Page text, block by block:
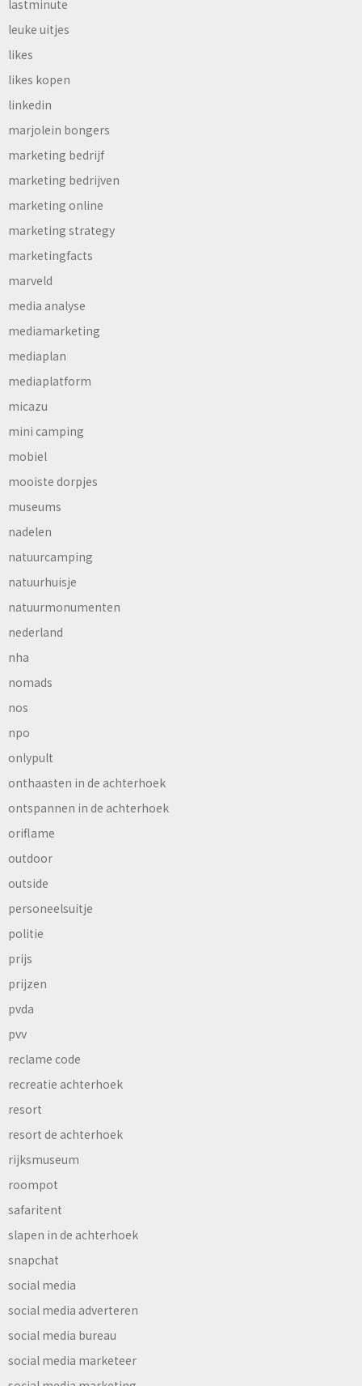
lastminute
leuke uitjes
likes
likes kopen
linkedin
marjolein bongers
marketing bedrijf
marketing bedrijven
marketing online
marketing strategy
marketingfacts
marveld
media analyse
mediamarketing
mediaplan
mediaplatform
micazu
mini camping
mobiel
mooiste dorpjes
museums
nadelen
natuurcamping
natuurhuisje
natuurmonumenten
nederland
nha
nomads
nos
npo
onlypult
onthaasten in de achterhoek
ontspannen in de achterhoek
oriflame
outdoor
outside
personeelsuitje
politie
prijs
prijzen
pvda
pvv
reclame code
recreatie achterhoek
resort
resort de achterhoek
rijksmuseum
roompot
safaritent
slapen in de achterhoek
snapchat
social media
social media adverteren
social media bureau
social media marketeer